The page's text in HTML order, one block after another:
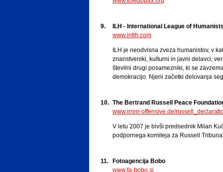
9.
ILH - International League of
www.intlh.com
ILH je neodvisna zveza humanistov, v
znanstveniki, kulturni in javni delavci,
številni drugi posamezniki, ki se
demokracijo. Njeni začetki delovanja
10. The Bertrand Russell Peace
www.irren-offensive.de/
V letu 2007 je bivši predsednik Milan
podpornega komiteja za Russell
11.
Fotoagencija Bobo
www.fa-bobo.si